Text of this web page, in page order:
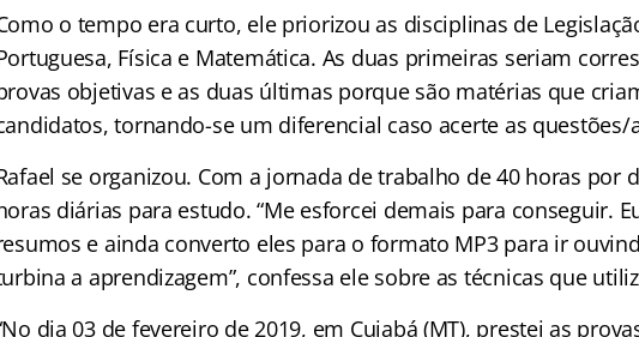
o tempo era curto, ele priorizou as disciplinas de
Física e Matemática. As duas primeiras seriam
objetivas e as duas últimas porque são matérias que
tornando-se um diferencial caso acerte as questões/
se organizou. Com a jornada de trabalho de 40 horas por
diárias para estudo. “Me esforcei demais para conseguir.
e ainda converto eles para o formato MP3 para ir
a aprendizagem”, confessa ele sobre as técnicas que
dia 03 de fevereiro de 2019, em Cuiabá (MT), prestei as